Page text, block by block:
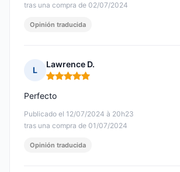
tras una compra de 02/07/2024
Opinión traducida
L
Lawrence D.
Nota: 5 de 5
Publicado el 12/07/2024 à 20h23
tras una compra de 01/07/2024
Perfecto
Opinión traducida